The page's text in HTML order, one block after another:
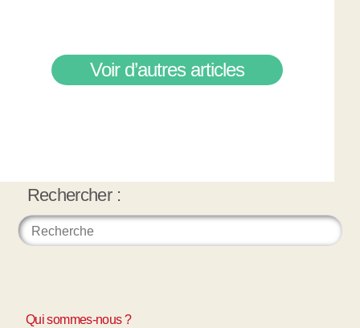
Voir d’autres articles
Rechercher :
Qui sommes-nous ?